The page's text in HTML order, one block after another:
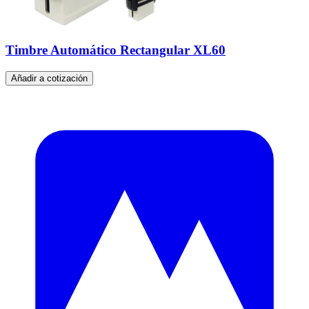
Timbre Automático Rectangular XL60
Añadir a cotización